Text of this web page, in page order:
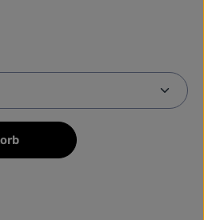
gewünschten Wert ein